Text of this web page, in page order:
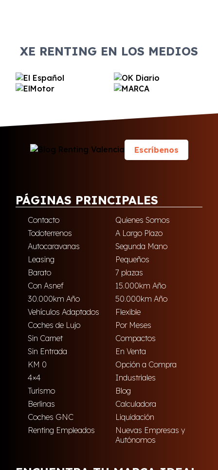
XE RENTING EN LOS MEDIOS
Escríbenos
PÁGINAS PRINCIPALES
Contacto
Quienes Somos
Todoterrenos
A Largo Plazo
Autocaravanas
Segunda Mano
Leasing
Pequeños
Barato
7 plazas
Con Asnef
15.000km Año
30.000km Año
50.000km Año
Vehículos Adaptados
Flexible
Coches de Lujo
Por Meses
Sin Carnet
Compactos
Sin Entrada
En Venta
KM 0
Opción a Compra
4×4
Industriales
Turismo
Blog
Berlinas
Calculadora
Coches GNC
Liquidación
Renting Empleados
Nuevas Empresas y
Autónomos